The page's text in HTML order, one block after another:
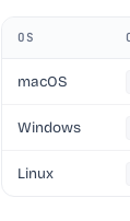
OS
macOS
Windows
Linux